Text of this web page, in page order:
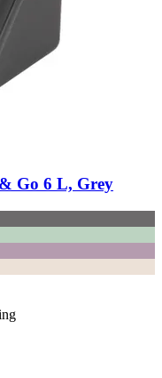
Go 6 L, Grey